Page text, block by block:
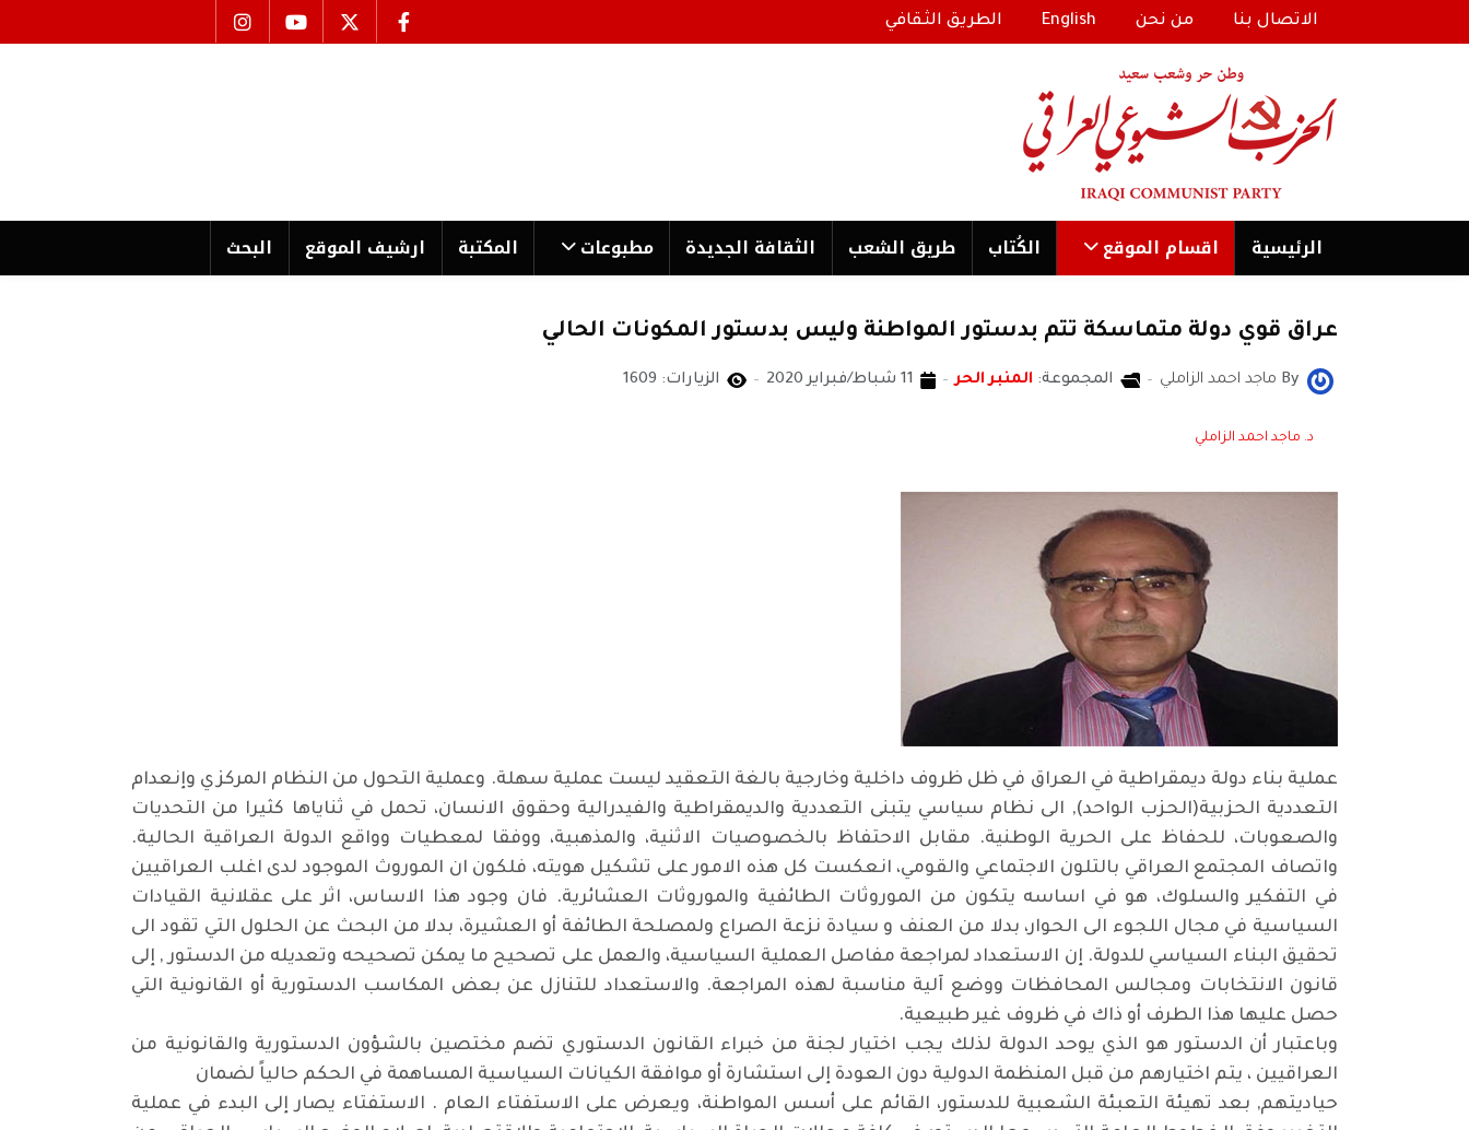
الاتصال بنا من نحن English الطريق الثقافي
الرئیسية اقسام الموقع الكُتاب طریق الشعب الثقافة الجدیدة مطبوعات المكتبة ارشیف الموقع البحث
عراق قوي دولة متماسكة تتم بدستور المواطنة وليس بدستور المكونات الحالي
By ماجد احمد الزاملي المجموعة: المنبر الحر 11 شباط/فبراير 2020 الزيارات: 1609
د. ماجد احمد الزاملي
عملية بناء دولة ديمقراطية في العراق في ظل ظروف داخلية وخارجية بالغة التعقيد ليست عملية سهلة. وعملية التحول من النظام المركزي وإنعدام
التعددية الحزبية(الحزب الواحد), الى نظام سياسي يتبنى التعددية والديمقراطية والفيدرالية وحقوق الانسان، تحمل في ثناياها كثيرا من التحديات
والصعوبات، للحفاظ على الحرية الوطنية. مقابل الاحتفاظ بالخصوصيات الاثنية، والمذهبية، ووفقا لمعطيات وواقع الدولة العراقية الحالية.
واتصاف المجتمع العراقي بالتلون الاجتماعي والقومي، انعكست كل هذه الامور على تشكيل هويته، فلكون ان الموروث الموجود لدى اغلب العراقيين
في التفكير والسلوك، هو في اساسه يتكون من الموروثات الطائفية والموروثات العشائرية. فان وجود هذا الاساس، اثر على عقلانية القيادات
السياسية في مجال اللجوء الى الحوار، بدلا من العنف و سيادة نزعة الصراع ولمصلحة الطائفة أو العشيرة، بدلا من البحث عن الحلول التي تقود الى
تحقيق البناء السياسي للدولة. إن الاستعداد لمراجعة مفاصل العملية السياسية، والعمل على تصحيح ما يمكن تصحيحه وتعديله من الدستور , إلى
قانون الانتخابات ومجالس المحافظات ووضع آلية مناسبة لهذه المراجعة. والاستعداد للتنازل عن بعض المكاسب الدستورية أو القانونية التي
حصل عليها هذا الطرف أو ذاك في ظروف غير طبيعية.
وباعتبار أن الدستور هو الذي يوحد الدولة لذلك يجب اختيار لجنة من خبراء القانون الدستوري تضم مختصين بالشؤون الدستورية والقانونية من
العراقيين ، يتم اختيارهم من قبل المنظمة الدولية دون العودة إلى استشارة أو موافقة الكيانات السياسية المساهمة في الحكم حالياً لضمان
حياديتهم, بعد تهيئة التعبئة الشعبية للدستور، القائم على أسس المواطنة، ويعرض على الاستفتاء العام . الاستفتاء يصار إلى البدء في عملية